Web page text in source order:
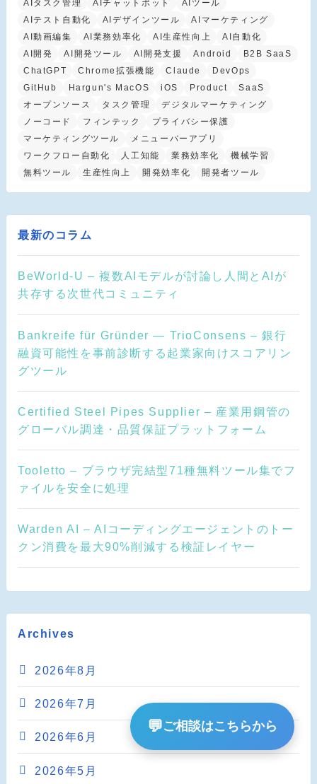
AIタスク管理
AIチャットボット
AIツール
AIテスト自動化
AIデザインツール
AIマーケティング
AI動画編集
AI業務効率化 AI生産性向上
AI自動化
AI開発
AI開発ツール AI開発支援 Android
B2B SaaS
ChatGPT
Chrome拡張機能 Claude
DevOps
GitHub
Hargun's MacOS iOS Product
SaaS
オープンソース
タスク管理
デジタルマーケティング
ノーコード
フィンテック
プライバシー保護
マーケティングツール
メニューバーアプリ
ワークフロー自動化
人工知能 業務効率化
機械学習
無料ツール
生産性向上 開発効率化 開発者ツール
最新のコラム
BeWorld-U – 複数AIモデルが討論し人間とAIが
共存する次世代コミュニティ
Bankreife für Gründer — TrioConsens – 銀行
融資可能性を事前診断する起業家向けスコアリン
グツール
Certified Steel Pipes Supplier – 産業用鋼管の
グローバル調達・品質保証プラットフォーム
Tooletto – ブラウザ完結型71種無料ツール集でフ
ァイルを安全に処理
Warden AI – AIコーディングエージェントのトー
クン消費を最大90%削減する検証レイヤー
Archives
2026年8月
2026年7月
2026年6月
2026年5月
💬ご相談はこちらから